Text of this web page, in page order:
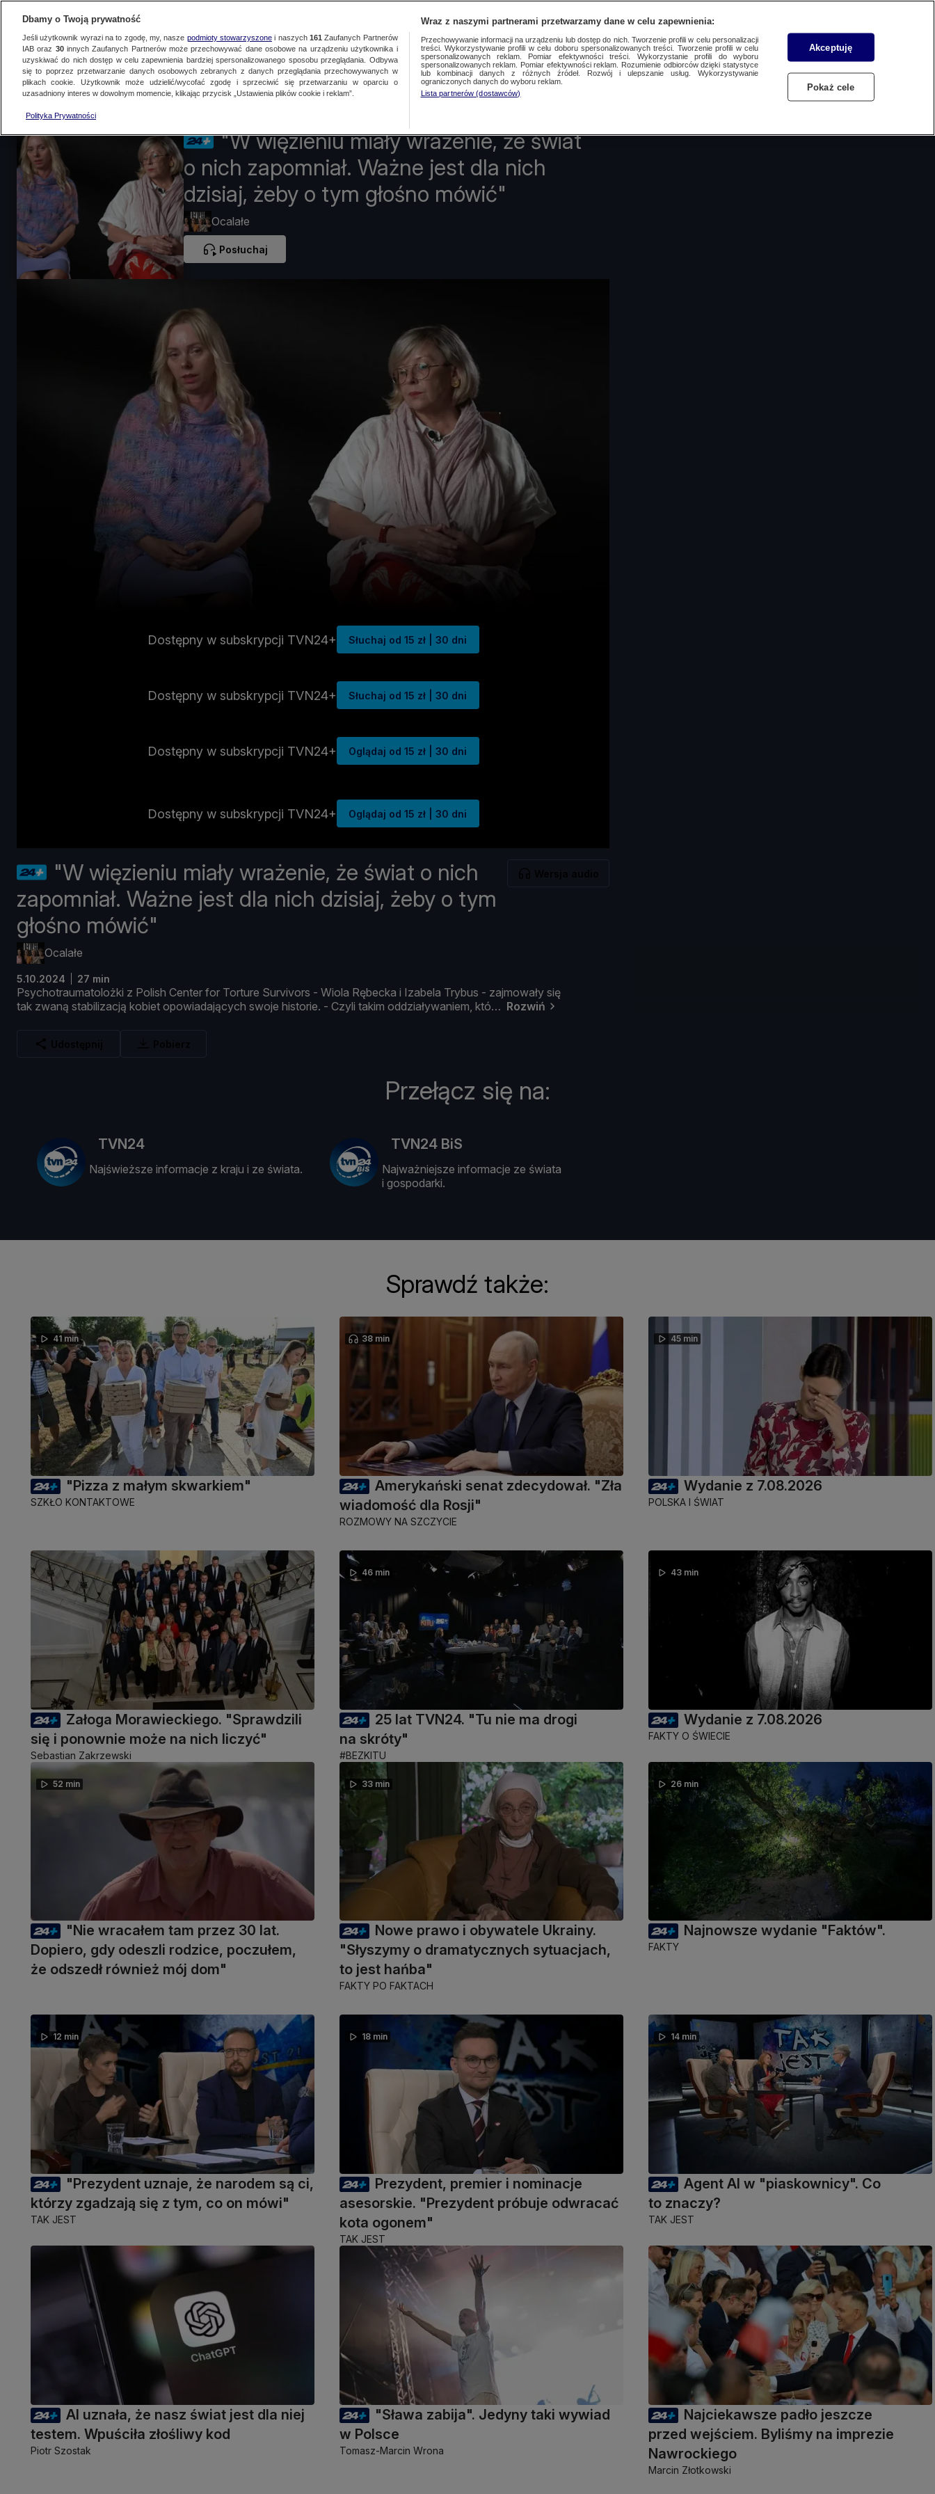
Wpisz szukane słowo
Zaloguj się
Na żywoProgramyFilmy dokumentalnePodcasty Artykuły Newslettery CzytajSłuchaj
"W więzieniu miały wrażenie, że świat
o nich zapomniał. Ważne jest dla nich
dzisiaj, żeby o tym głośno mówić"
Ocalałe
Posłuchaj
Dostępny w subskrypcji TVN24+ Słuchaj od 15 zł | 30 dni
Dostępny w subskrypcji TVN24+ Słuchaj od 15 zł | 30 dni
Dostępny w subskrypcji TVN24+ Oglądaj od 15 zł | 30 dni
Dostępny w subskrypcji TVN24+ Oglądaj od 15 zł | 30 dni
"W więzieniu miały wrażenie, że świat o nich
zapomniał. Ważne jest dla nich dzisiaj, żeby o tym
głośno mówić"
Ocalałe
5.10.2024 27 min
Psychotraumatolożki z Polish Center for Torture Survivors - Wiola Rębecka i Izabela Trybus - zajmowały się
tak zwaną stabilizacją kobiet opowiadających swoje historie. - Czyli takim oddziaływaniem, któ Rozwiń
Przełącz się na:
TVN24
Najświeższe informacje z kraju i ze świata.
TVN24 BiS
Najważniejsze informacje ze świata
i gospodarki.
Sprawdź także:
41 min
"Pizza z małym skwarkiem"
SZKŁO KONTAKTOWE
38 min
Amerykański senat zdecydował. "Zła
wiadomość dla Rosji"
ROZMOWY NA SZCZYCIE
45 min
Wydanie z 7.08.2026
POLSKA I ŚWIAT
Załoga Morawieckiego. "Sprawdzili
się i ponownie może na nich liczyć"
Sebastian Zakrzewski
46 min
25 lat TVN24. "Tu nie ma drogi
na skróty"
#BEZKITU
43 min
Wydanie z 7.08.2026
FAKTY O ŚWIECIE
52 min
"Nie wracałem tam przez 30 lat.
Dopiero, gdy odeszli rodzice, poczułem,
że odszedł również mój dom"
33 min
Nowe prawo i obywatele Ukrainy.
"Słyszymy o dramatycznych sytuacjach,
to jest hańba"
FAKTY PO FAKTACH
26 min
Najnowsze wydanie "Faktów".
FAKTY
12 min
"Prezydent uznaje, że narodem są ci,
którzy zgadzają się z tym, co on mówi"
TAK JEST
18 min
Prezydent, premier i nominacje
asesorskie. "Prezydent próbuje odwracać
kota ogonem"
TAK JEST
14 min
Agent AI w "piaskownicy". Co
to znaczy?
TAK JEST
AI uznała, że nasz świat jest dla niej
testem. Wpuściła złośliwy kod
Piotr Szostak
"Sława zabija". Jedyny taki wywiad
w Polsce
Tomasz-Marcin Wrona
Najciekawsze padło jeszcze
przed wejściem. Byliśmy na imprezie
Nawrockiego
Marcin Złotkowski
Dbamy o Twoją prywatność
Jeśli użytkownik wyrazi na to zgodę, my, nasze podmioty stowarzyszonei naszych 161 Zaufanych Partnerów
IAB oraz 30innych Zaufanych Partnerów może przechowywać dane osobowe na urządzeniu użytkownika i
uzyskiwać do nich dostęp w celu zapewnienia bardziej spersonalizowanego sposobu przeglądania. Odbywa
się to poprzez przetwarzanie danych osobowych zebranych z danych przeglądania przechowywanych w
plikach cookie. Użytkownik może udzielić/wycofać zgodę i sprzeciwić się przetwarzaniu w oparciu o
uzasadniony interes w dowolnym momencie, klikając przycisk „Ustawienia plików cookie i reklam”.
Polityka Prywatności
Wraz z naszymi partnerami przetwarzamy dane w celu zapewnienia:
Przechowywanie informacji na urządzeniu lub dostęp do nich. Tworzenie profili w celu personalizacji
treści. Wykorzystywanie profili w celu doboru spersonalizowanych treści. Tworzenie profili w celu
spersonalizowanych reklam. Pomiar efektywności treści. Wykorzystanie profili do wyboru
spersonalizowanych reklam. Pomiar efektywności reklam. Rozumienie odbiorców dzięki statystyce
lub kombinacji danych z różnych źródeł. Rozwój i ulepszanie usług. Wykorzystywanie
ograniczonych danych do wyboru reklam.
Lista partnerów (dostawców)
Akceptuję
Pokaż cele